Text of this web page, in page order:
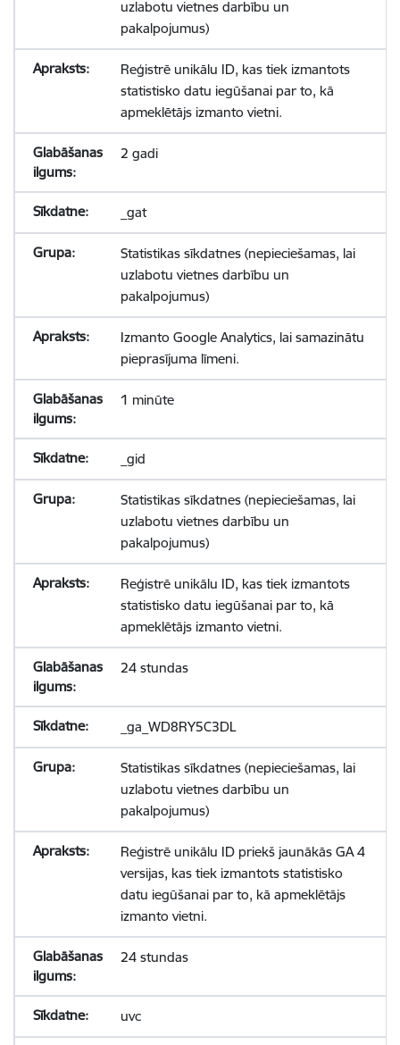
uzlabotu vietnes darbību un
pakalpojumus)
Reģistrē unikālu ID, kas tiek izmantots
statistisko datu iegūšanai par to, kā
apmeklētājs izmanto vietni.
2 gadi
_gat
Statistikas sīkdatnes (nepieciešamas, lai
uzlabotu vietnes darbību un
pakalpojumus)
Izmanto Google Analytics, lai samazinātu
pieprasījuma līmeni.
1 minūte
_gid
Statistikas sīkdatnes (nepieciešamas, lai
uzlabotu vietnes darbību un
pakalpojumus)
Reģistrē unikālu ID, kas tiek izmantots
statistisko datu iegūšanai par to, kā
apmeklētājs izmanto vietni.
24 stundas
_ga_WD8RY5C3DL
Statistikas sīkdatnes (nepieciešamas, lai
uzlabotu vietnes darbību un
pakalpojumus)
Reģistrē unikālu ID priekš jaunākās GA 4
versijas, kas tiek izmantots statistisko
datu iegūšanai par to, kā apmeklētājs
izmanto vietni.
24 stundas
uvc